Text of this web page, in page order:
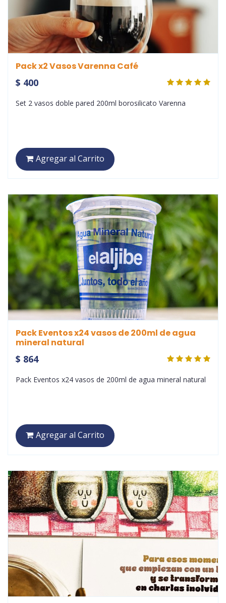
Pack x2 Vasos Varenna Café
$ 400
Set 2 vasos doble pared 200ml borosilicato Varenna
Agregar al Carrito
Pack Eventos x24 vasos de 200ml de agua
mineral natural
$ 864
Pack Eventos x24 vasos de 200ml de agua mineral natural
Agregar al Carrito